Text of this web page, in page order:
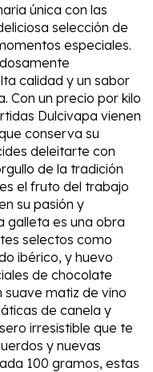
única con las
selección de
especiales.
calidad y un sabor
Con un precio por kilo
Dulcivapa vienen
conserva su
deleitarte con
de la tradición
el fruto del trabajo
su pasión y
galleta es una obra
selectos como
ibérico, y huevo
de chocolate
matiz de vino
de canela y
irresistible que te
y nuevas
100 gramos, estas